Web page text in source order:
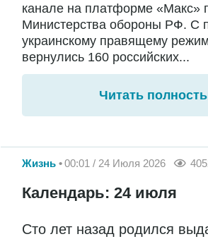
канале на платформе «Макс»
Министерства обороны РФ. С
украинскому правящему
вернулись 160 российских...
Читать
Жизнь 00:01 / 24 Июля 2026
Календарь: 24 июля
Сто лет назад родился